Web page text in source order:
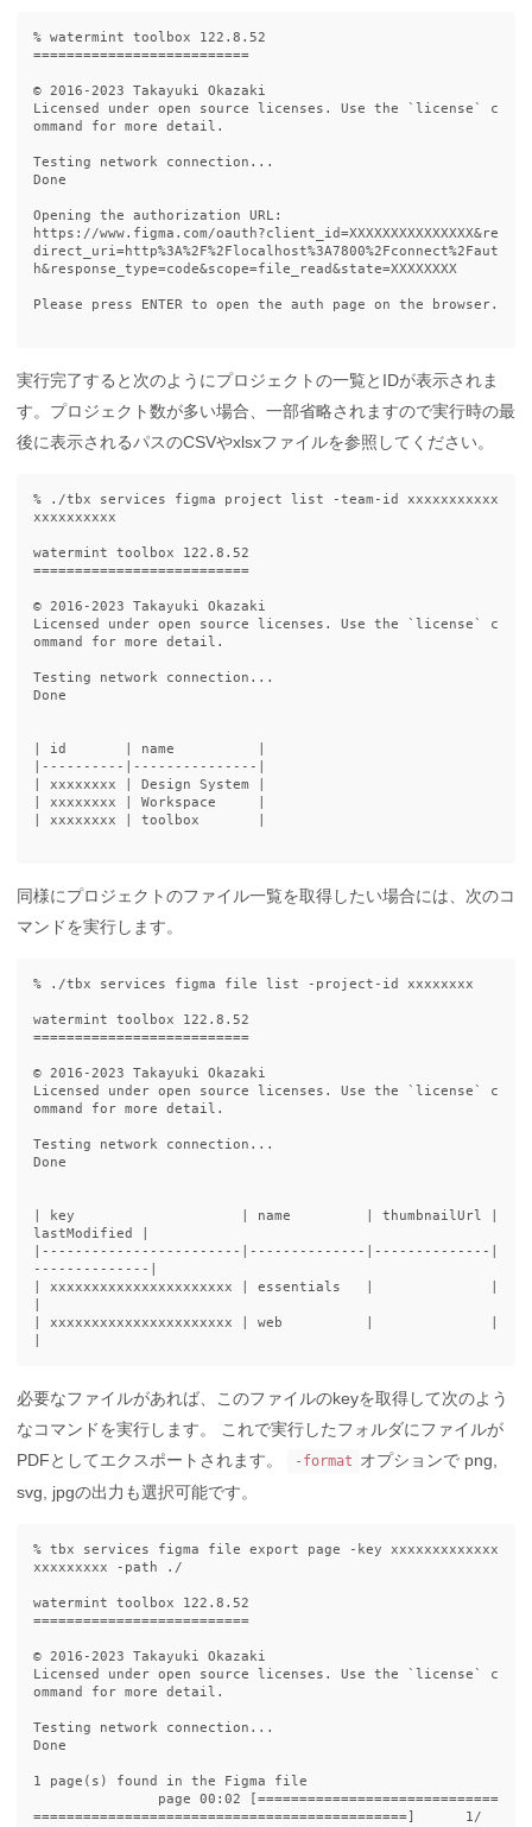
% watermint toolbox 122.8.52
==========================
© 2016-2023 Takayuki Okazaki
Licensed under open source licenses. Use the `license` c
ommand for more detail.
Testing network connection...
Done
Opening the authorization URL:
https://www.figma.com/oauth?client_id=XXXXXXXXXXXXXXX&re
direct_uri=http%3A%2F%2Flocalhost%3A7800%2Fconnect%2Faut
h&response_type=code&scope=file_read&state=XXXXXXXX
Please press ENTER to open the auth page on the browser.
実行完了すると次のようにプロジェクトの一覧とIDが表示されま
す。プロジェクト数が多い場合、一部省略されますので実行時の最
後に表示されるパスのCSVやxlsxファイルを参照してください。
% ./tbx services figma project list -team-id xxxxxxxxxxx
xxxxxxxxxx
watermint toolbox 122.8.52
==========================
© 2016-2023 Takayuki Okazaki
Licensed under open source licenses. Use the `license` c
ommand for more detail.
Testing network connection...
Done
| id       | name          |
|----------|---------------|
| xxxxxxxx | Design System |
| xxxxxxxx | Workspace     |
| xxxxxxxx | toolbox       |
同様にプロジェクトのファイル一覧を取得したい場合には、次のコ
マンドを実行します。
% ./tbx services figma file list -project-id xxxxxxxx
watermint toolbox 122.8.52
==========================
© 2016-2023 Takayuki Okazaki
Licensed under open source licenses. Use the `license` c
ommand for more detail.
Testing network connection...
Done
| key                    | name         | thumbnailUrl |
lastModified |
|------------------------|--------------|--------------|
--------------|
| xxxxxxxxxxxxxxxxxxxxxx | essentials   |              |
| xxxxxxxxxxxxxxxxxxxxxx | web          |              |
必要なファイルがあれば、このファイルのkeyを取得して次のよう
なコマンドを実行します。 これで実行したフォルダにファイルが
PDFとしてエクスポートされます。
-format オプションで png,
svg, jpgの出力も選択可能です。
% tbx services figma file export page -key xxxxxxxxxxxxx
xxxxxxxxx -path ./
watermint toolbox 122.8.52
==========================
© 2016-2023 Takayuki Okazaki
Licensed under open source licenses. Use the `license` c
ommand for more detail.
Testing network connection...
Done
1 page(s) found in the Figma file
=============================================]      1/